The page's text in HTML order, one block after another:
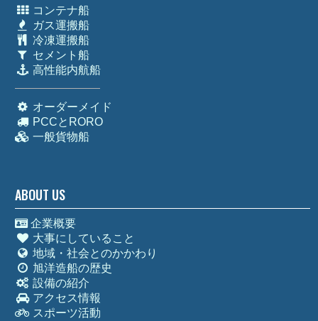
コンテナ船
ガス運搬船
冷凍運搬船
セメント船
高性能内航船
オーダーメイド
PCCとRORO
一般貨物船
ABOUT US
企業概要
大事にしていること
地域・社会とのかかわり
旭洋造船の歴史
設備の紹介
アクセス情報
スポーツ活動